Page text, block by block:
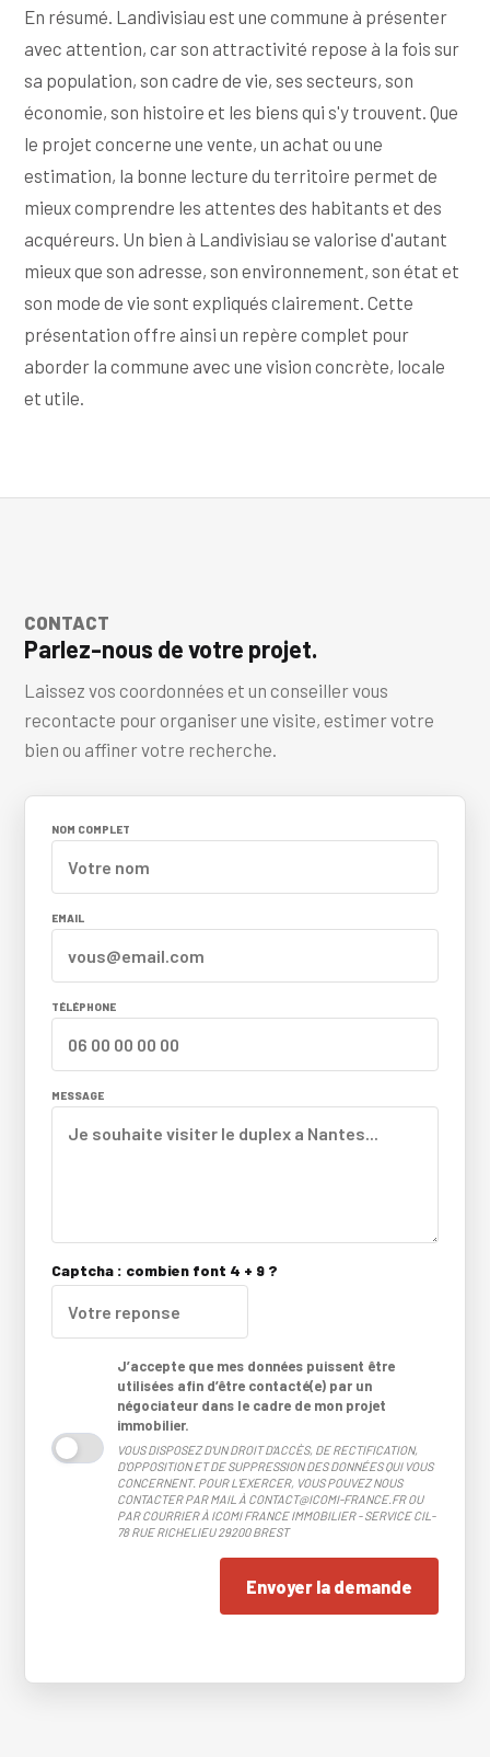
En résumé. Landivisiau est une commune à présenter
avec attention, car son attractivité repose à la fois sur
sa population, son cadre de vie, ses secteurs, son
économie, son histoire et les biens qui s'y trouvent. Que
le projet concerne une vente, un achat ou une
estimation, la bonne lecture du territoire permet de
mieux comprendre les attentes des habitants et des
acquéreurs. Un bien à Landivisiau se valorise d'autant
mieux que son adresse, son environnement, son état et
son mode de vie sont expliqués clairement. Cette
présentation offre ainsi un repère complet pour
aborder la commune avec une vision concrète, locale
et utile.
CONTACT
Parlez-nous de votre projet.
Laissez vos coordonnées et un conseiller vous
recontacte pour organiser une visite, estimer votre
bien ou affiner votre recherche.
NOM COMPLET
EMAIL
TÉLÉPHONE
MESSAGE
Captcha : combien font 4 + 9 ?
J’accepte que mes données puissent être
utilisées afin d’être contacté(e) par un
négociateur dans le cadre de mon projet
immobilier.
VOUS DISPOSEZ D'UN DROIT D'ACCÈS, DE RECTIFICATION,
D'OPPOSITION ET DE SUPPRESSION DES DONNÉES QUI VOUS
CONCERNENT. POUR L'EXERCER, VOUS POUVEZ NOUS
CONTACTER PAR MAIL À CONTACT@ICOMI-FRANCE.FR OU
PAR COURRIER À ICOMI FRANCE IMMOBILIER - SERVICE CIL-
78 RUE RICHELIEU 29200 BREST
Envoyer la demande